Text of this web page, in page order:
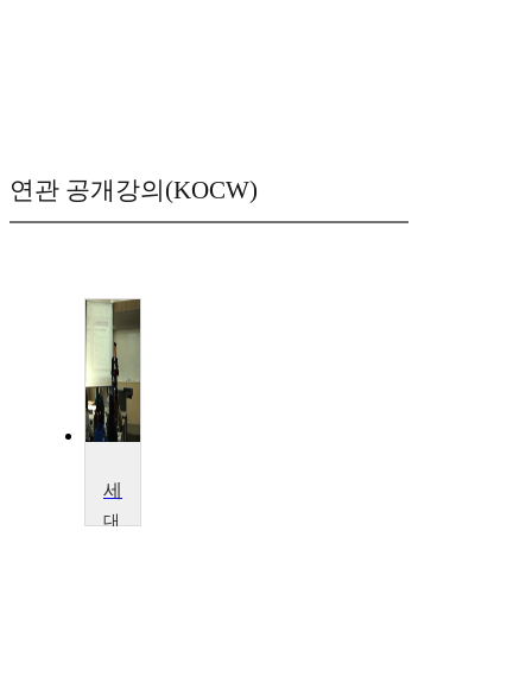
연관 공개강의(KOCW)
대